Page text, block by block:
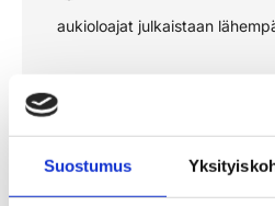
Suostumus
aukioloajat julkaistaan